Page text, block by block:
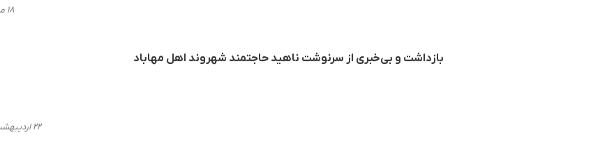
۱۸ مهر ۱۴۰۲، ۰۹:۱۱
بازداشت و بی‌خبری از سرنوشت ناهید حاجتمند شهروند اهل مهاباد
۲۲ اردیبهشت ۱۴۰۲، ۱۰:۱۴